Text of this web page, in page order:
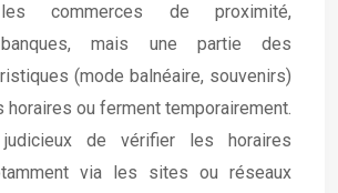
commerces de proximité,
banques, mais une partie des
(mode balnéaire, souvenirs)
horaires ou ferment temporairement.
de vérifier les horaires
via les sites ou réseaux